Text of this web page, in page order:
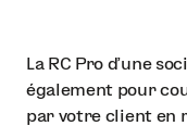
La RC Pro d’une
également pour
par votre client en